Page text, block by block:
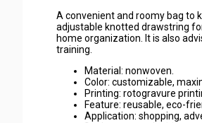
A convenient and roomy bag to
adjustable knotted drawstring
home organization. It is also
training.
Material: nonwoven.
Color: customizable,
Printing: rotogravure
Feature: reusable, eco-
Application: shopping,